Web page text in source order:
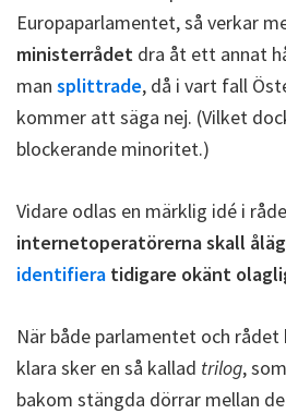
Europaparlamentet, så verkar
ministerrådet dra åt ett annat
man splittrade, då i vart fall
kommer att säga nej. (Vilket
blockerande minoritet.)
Vidare odlas en märklig idé i
internetoperatörerna skall
identifiera tidigare okänt
När både parlamentet och
klara sker en så kallad trilog,
bakom stängda dörrar mellan